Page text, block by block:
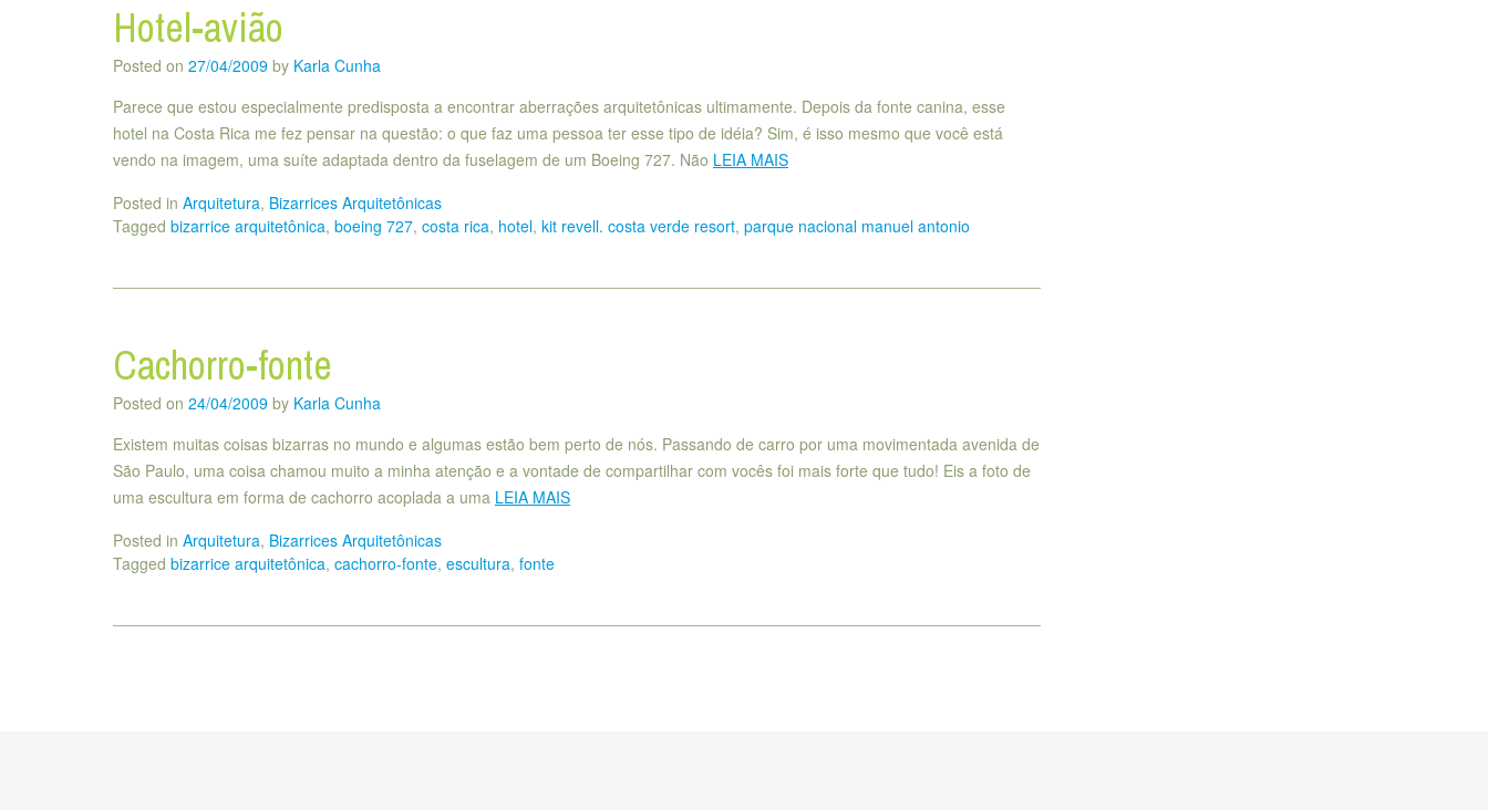
Hotel-avião
Posted on 27/04/2009 by Karla Cunha
Parece que estou especialmente predisposta a encontrar aberrações arquitetônicas ultimamente. Depois da fonte canina, esse
hotel na Costa Rica me fez pensar na questão: o que faz uma pessoa ter esse tipo de idéia? Sim, é isso mesmo que você está
vendo na imagem, uma suíte adaptada dentro da fuselagem de um Boeing 727. Não LEIA MAIS
Posted in Arquitetura, Bizarrices Arquitetônicas
Tagged bizarrice arquitetônica, boeing 727, costa rica, hotel, kit revell. costa verde resort, parque nacional manuel antonio
Cachorro-fonte
Posted on 24/04/2009 by Karla Cunha
Existem muitas coisas bizarras no mundo e algumas estão bem perto de nós. Passando de carro por uma movimentada avenida de
São Paulo, uma coisa chamou muito a minha atenção e a vontade de compartilhar com vocês foi mais forte que tudo! Eis a foto de
uma escultura em forma de cachorro acoplada a uma LEIA MAIS
Posted in Arquitetura, Bizarrices Arquitetônicas
Tagged bizarrice arquitetônica, cachorro-fonte, escultura, fonte